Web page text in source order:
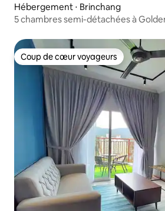
Hébergement ⋅ Brinchang
5 chambres semi-détachées à
Coup de cœur voyageurs
Coup de cœur voyageurs